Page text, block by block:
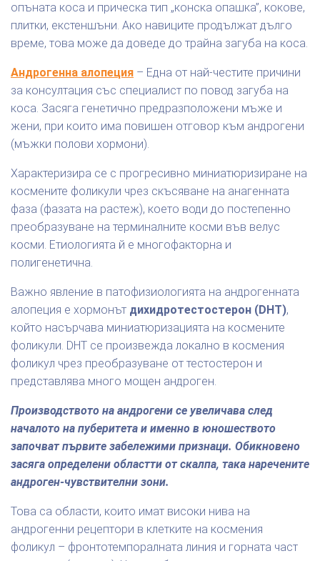
опъната коса и прическа тип „конска опашка”, кокове,
плитки, екстеншъни. Ако навиците продължат дълго
време, това може да доведе до трайна загуба на коса.
Андрогенна алопеция – Една от най-честите причини
за консултация със специалист по повод загуба на
коса. Засяга генетично предразположени мъже и
жени, при които има повишен отговор към андрогени
(мъжки полови хормони).
Характеризира се с прогресивно миниатюризиране на
космените фоликули чрез скъсяване на анагенната
фаза (фазата на растеж), което води до постепенно
преобразуване на терминалните косми във велус
косми. Етиологията й е многофакторна и
полигенетична.
Важно явление в патофизиологията на андрогенната
алопеция е хормонът дихидротестостерон (DHT),
който насърчава миниатюризацията на космените
фоликули. DHT се произвежда локално в космения
фоликул чрез преобразуване от тестостерон и
представлява много мощен андроген.
Производството на андрогени се увеличава след
началото на пуберитета и именно в юношеството
започват първите забележими признаци. Обикновено
засяга определени областти от скалпа, така наречените
андроген-чувствителни зони.
Това са области, които имат високи нива на
андрогенни рецептори в клетките на космения
фоликул – фронтотемпоралната линия и горната част